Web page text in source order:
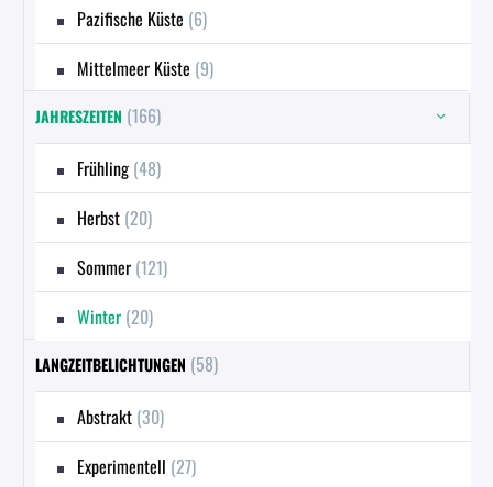
Pazifische Küste (6)
Mittelmeer Küste (9)
JAHRESZEITEN (166)
Frühling (48)
Herbst (20)
Sommer (121)
Winter (20)
LANGZEITBELICHTUNGEN (58)
Abstrakt (30)
Experimentell (27)